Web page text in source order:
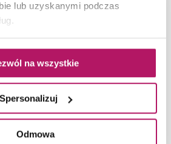
lub uzyskanymi podczas
na wszystkie
Spersonalizuj
Odmowa